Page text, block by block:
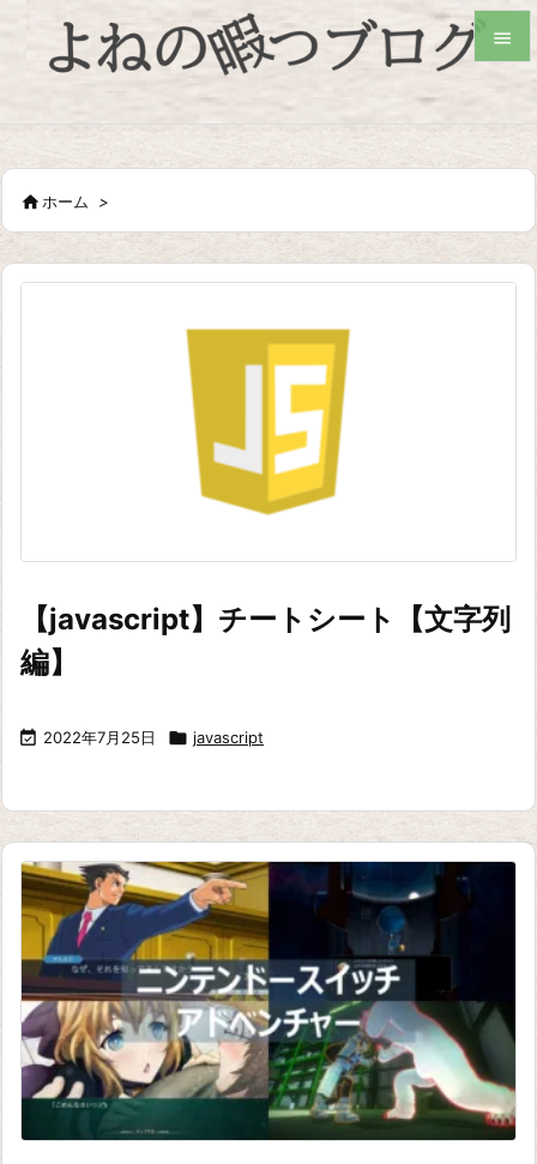

ホーム >
【javascript】チートシート【文字列
編】
 2022年7月25日  javascript